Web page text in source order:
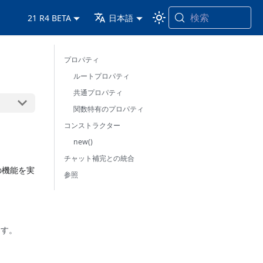
21 R4 BETA 日本語 検索
能を実
。
プロパティ
ルートプロパティ
共通プロパティ
関数特有のプロパティ
コンストラクター
new()
チャット補完との統合
参照